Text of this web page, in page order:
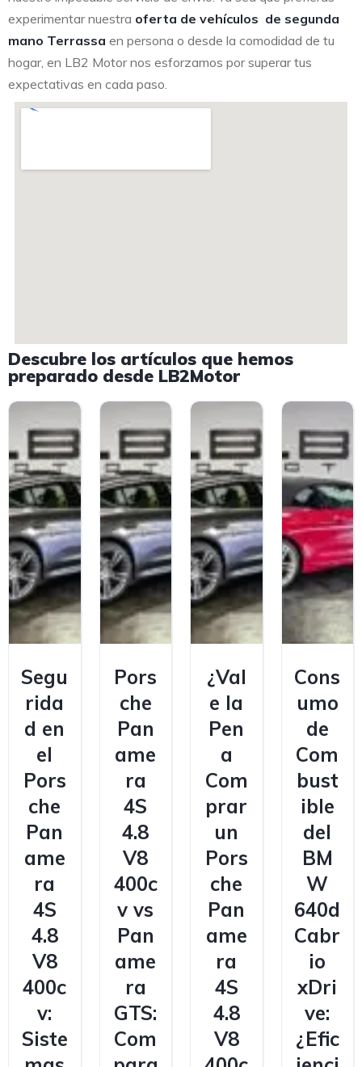
experimentar nuestra oferta de vehículos de segunda
mano Terrassa en persona o desde la comodidad de tu
hogar, en LB2 Motor nos esforzamos por superar tus
expectativas en cada paso.
Descubre los artículos que hemos
preparado desde LB2Motor
Segu
rida
d en
el
Pors
che
Pan
ame
ra
4S
4.8
V8
400c
v:
Siste
Pors
che
Pan
ame
ra
4S
4.8
V8
400c
v vs
Pan
ame
ra
GTS:
Com
¿Val
e la
Pen
a
Com
prar
un
Pors
che
Pan
ame
ra
4S
4.8
V8
Cons
umo
de
Com
bust
ible
del
BM
W
640d
Cabr
io
xDri
ve:
¿Efic